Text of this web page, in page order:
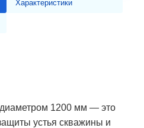
Характеристики
1200 мм — это
устья скважины и